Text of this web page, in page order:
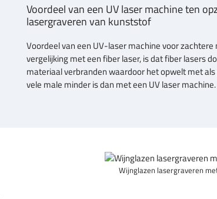
Voordeel van een UV laser machine ten
lasergraveren van kunststof
Voordeel van een UV-laser machine voor
vergelijking met een fiber laser, is dat fiber lasers
materiaal verbranden waardoor het opwelt met
vele male minder is dan met een UV laser machine.
Wijnglazen lasergraveren